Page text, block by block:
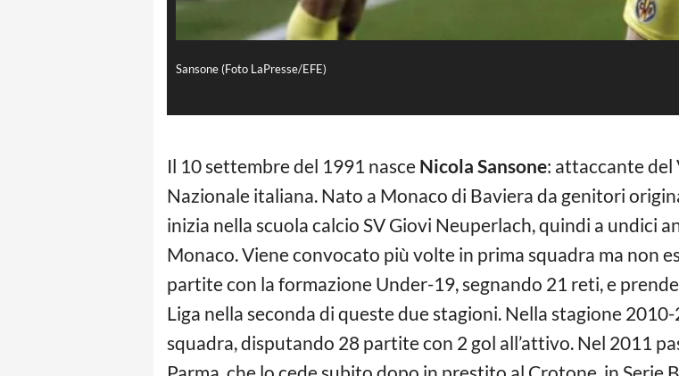
Sansone (Foto LaPresse/EFE)
Il 10 settembre del 1991 nasce Nicola Sansone: attaccante del
Nazionale italiana. Nato a Monaco di Baviera da genitori
inizia nella scuola calcio SV Giovi Neuperlach, quindi a undici
Monaco. Viene convocato più volte in prima squadra ma non
partite con la formazione Under-19, segnando 21 reti, e
Liga nella seconda di queste due stagioni. Nella stagione
squadra, disputando 28 partite con 2 gol all’attivo. Nel 2011